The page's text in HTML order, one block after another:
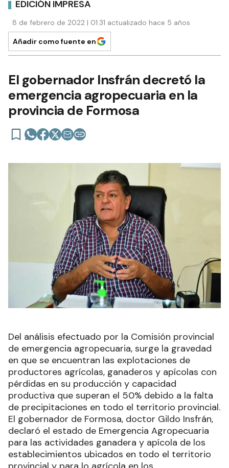
EDICIÓN IMPRESA
8 de febrero de 2022 | 01:31 actualizado hace 5 años
Añadir como fuente en
El gobernador Insfrán decretó la
emergencia agropecuaria en la
provincia de Formosa
Del análisis efectuado por la Comisión provincial
de emergencia agropecuaria, surge la gravedad
en que se encuentran las explotaciones de
productores agrícolas, ganaderos y apícolas con
pérdidas en su producción y capacidad
productiva que superan el 50% debido a la falta
de precipitaciones en todo el territorio provincial.
El gobernador de Formosa, doctor Gildo Insfrán,
declaró el estado de Emergencia Agropecuaria
para las actividades ganadera y apícola de los
establecimientos ubicados en todo el territorio